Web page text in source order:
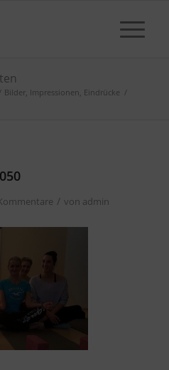
Bilder, Impressionen, Eindrücke /
050
/ von admin